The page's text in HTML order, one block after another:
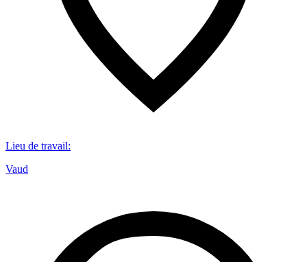
Lieu de travail:
Vaud